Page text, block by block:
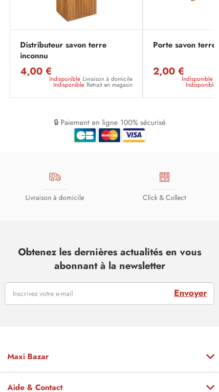
Distributeur savon terre
inconnu
4,00 €
Indisponible Livraison à domicile
Indisponible Retrait en magasin
Porte savon terre
2,00 €
Indisponible
Indisponible
🔒 Paiement en ligne 100% sécurisé
Livraison à domicile Click & Collect
Obtenez les dernières actualités en vous
abonnant à la newsletter
Envoyer
Maxi Bazar
Aide & Contact